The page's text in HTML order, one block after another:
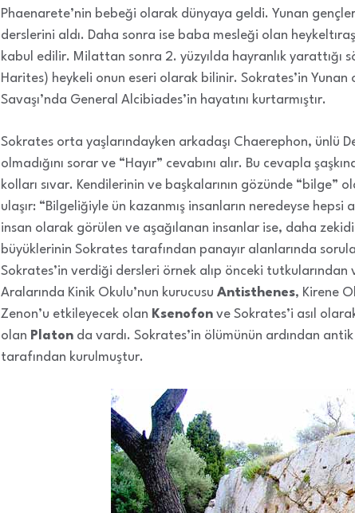
Phaenarete’nin bebeği olarak dünyaya geldi. Yunan
derslerini aldı. Daha sonra ise baba mesleği olan
kabul edilir. Milattan sonra 2. yüzyılda hayranlık yarattığı
Harites) heykeli onun eseri olarak bilinir. Sokrates’in
Savaşı’nda General Alcibiades’in hayatını kurtarmıştır.
Sokrates orta yaşlarındayken arkadaşı Chaerephon, ünlü
olmadığını sorar ve “Hayır” cevabını alır. Bu cevapla
kolları sıvar. Kendilerinin ve başkalarının gözünde “bilge”
ulaşır: “Bilgeliğiyle ün kazanmış insanların neredeyse
insan olarak görülen ve aşağılanan insanlar ise, daha
büyüklerinin Sokrates tarafından panayır alanlarında
Sokrates’in verdiği dersleri örnek alıp önceki
Aralarında Kinik Okulu’nun kurucusu Antisthenes, Kirene
Zenon’u etkileyecek olan Ksenofon ve Sokrates’i asıl
olan Platon da vardı. Sokrates’in ölümünün ardından
tarafından kurulmuştur.